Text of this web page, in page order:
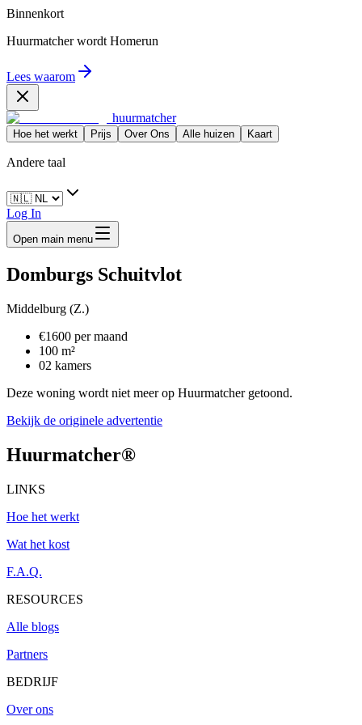
Binnenkort
Huurmatcher wordt Homerun
Lees waarom
huurmatcher
Hoe het werkt Prijs Over Ons Alle huizen Kaart
Andere taal
Log In
Open main menu
Domburgs Schuitvlot
Middelburg (Z.)
€1600 per maand
100 m²
02 kamers
Deze woning wordt niet meer op Huurmatcher getoond.
Bekijk de originele advertentie
Huurmatcher®
LINKS
Hoe het werkt
Wat het kost
F.A.Q.
RESOURCES
Alle blogs
Partners
BEDRIJF
Over ons